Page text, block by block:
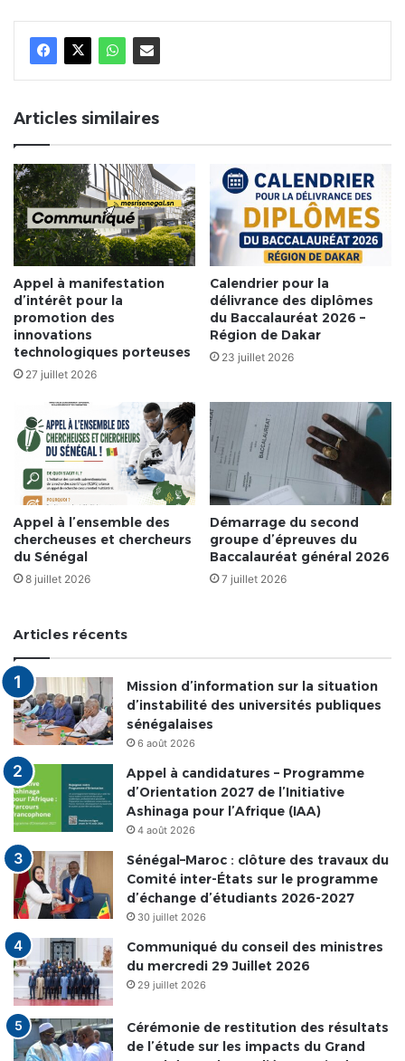
Articles similaires
Appel à manifestation
d’intérêt pour la
promotion des
innovations
technologiques porteuses
27 juillet 2026
Calendrier pour la
délivrance des diplômes
du Baccalauréat 2026 –
Région de Dakar
23 juillet 2026
Appel à l’ensemble des
chercheuses et chercheurs
du Sénégal
8 juillet 2026
Démarrage du second
groupe d’épreuves du
Baccalauréat général 2026
7 juillet 2026
Articles récents
Mission d’information sur la situation
d’instabilité des universités publiques
sénégalaises
6 août 2026
Appel à candidatures – Programme
d’Orientation 2027 de l’Initiative
Ashinaga pour l’Afrique (IAA)
4 août 2026
Sénégal–Maroc : clôture des travaux du
Comité inter-États sur le programme
d’échange d’étudiants 2026-2027
30 juillet 2026
Communiqué du conseil des ministres
du mercredi 29 Juillet 2026
29 juillet 2026
Cérémonie de restitution des résultats
de l’étude sur les impacts du Grand